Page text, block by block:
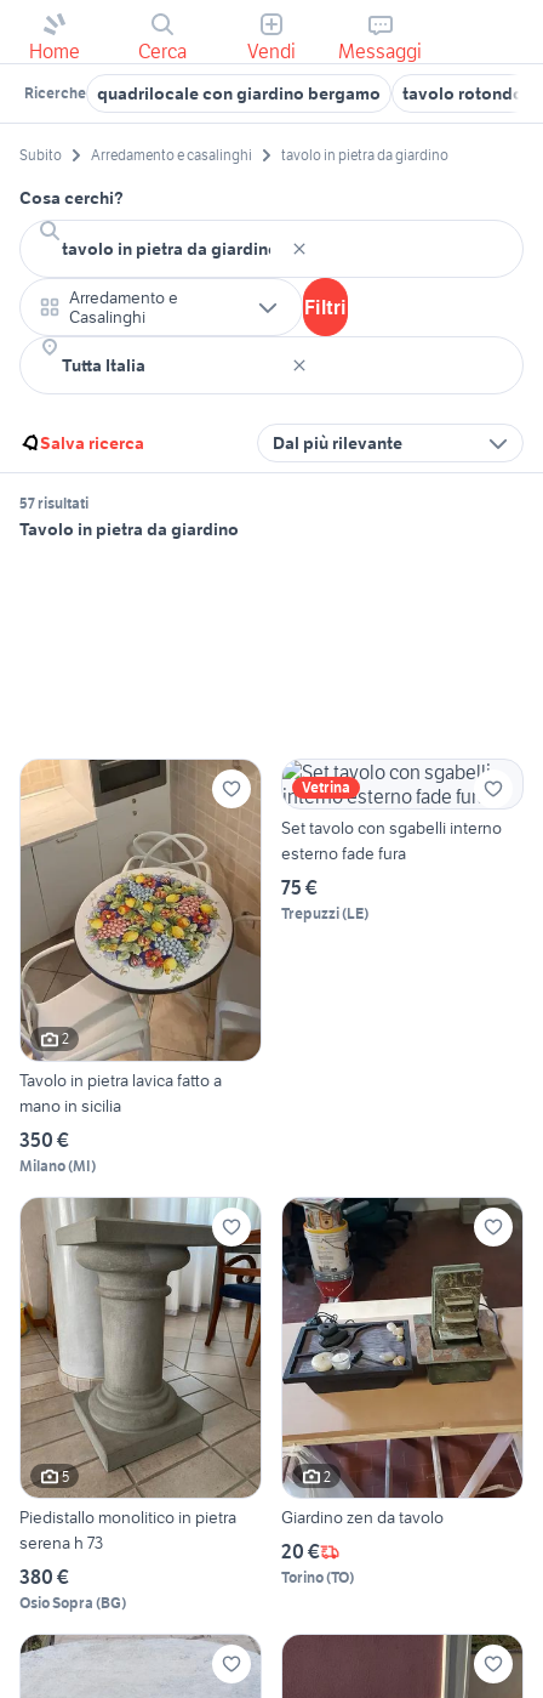
Home Cerca Vendi Messaggi
Ricerche quadrilocale con giardino bergamo tavolo rotondo
Subito Arredamento e casalinghi tavolo in pietra da giardino
Cosa cerchi?
Arredamento e
Casalinghi
Filtri
Salva ricerca Dal più rilevante
57 risultati
Tavolo in pietra da giardino
2
Tavolo in pietra lavica fatto a
mano in sicilia
350 €
Milano(MI)
Vetrina
Set tavolo con sgabelli interno
esterno fade fura
75 €
Trepuzzi(LE)
5
Piedistallo monolitico in pietra
serena h 73
380 €
Osio Sopra (BG)
2
Giardino zen da tavolo
20 €
Torino(TO)